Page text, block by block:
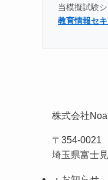
当模擬試験
教育情報セ
株式会社
〒354-0021
埼玉県富士